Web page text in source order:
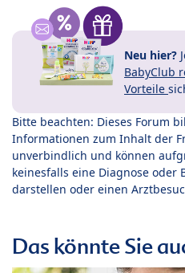
Neu hier?
BabyClub
Vorteile
Bitte beachten: Dieses Forum
Informationen zum Inhalt der
unverbindlich und können
keinesfalls eine Diagnose oder
darstellen oder einen
Das könnte Sie